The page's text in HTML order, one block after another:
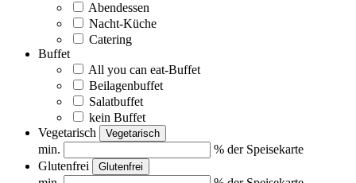
Abendessen
Nacht-Küche
Catering
Buffet
All you can eat-Buffet
Beilagenbuffet
Salatbuffet
kein Buffet
Vegetarisch
Vegetarisch
min.
% der Speisekarte
Glutenfrei
Glutenfrei